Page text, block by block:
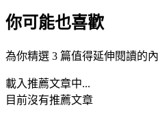
你可能也喜歡
為你精選 3 篇值得延伸閱讀的
載入推薦文章中...
目前沒有推薦文章